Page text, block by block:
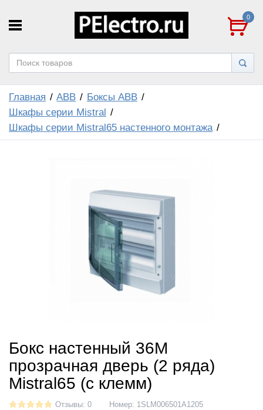
0
Главная ABB
Боксы ABB
Шкафы серии Mistral
Шкафы серии Mistral65 настенного монтажа
Бокс настенный 36М
прозрачная дверь (2 ряда)
Mistral65 (с клемм)
Отзывы: 0 Номер: 1SLM006501A1205